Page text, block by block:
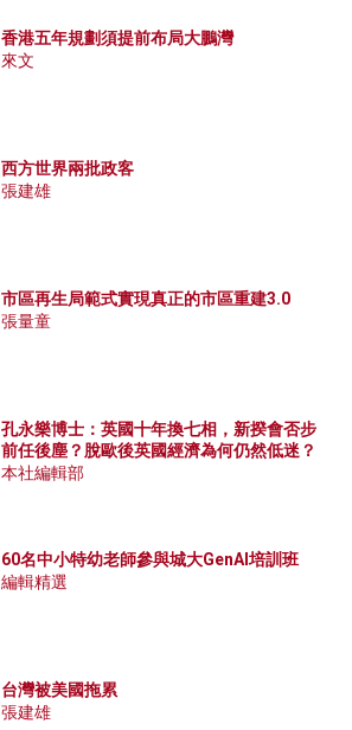
香港五年規劃須提前布局大鵬灣
來文
西方世界兩批政客
張建雄
市區再生局範式實現真正的市區重建3.0
張量童
孔永樂博士：英國十年換七相，新揆會否步
前任後塵？脫歐後英國經濟為何仍然低迷？
本社編輯部
60名中小特幼老師參與城大GenAI培訓班
編輯精選
台灣被美國拖累
張建雄